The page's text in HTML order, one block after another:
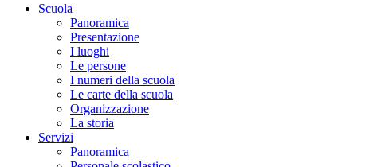
Scuola
Panoramica
Presentazione
I luoghi
Le persone
I numeri della scuola
Le carte della scuola
Organizzazione
La storia
Servizi
Panoramica